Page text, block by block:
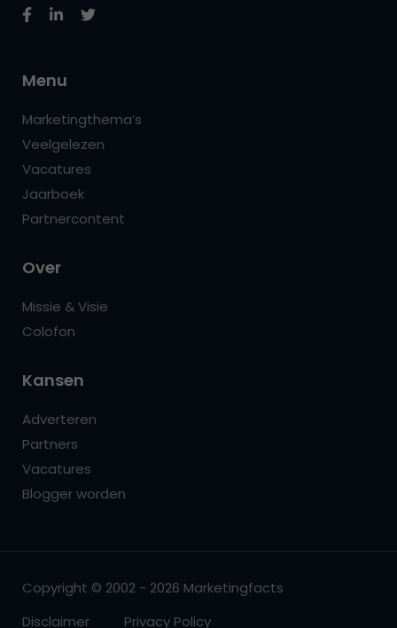
Menu
Marketingthema’s
Veelgelezen
Vacatures
Jaarboek
Partnercontent
Over
Missie & Visie
Colofon
Kansen
Adverteren
Partners
Vacatures
Blogger worden
Copyright © 2002 - 2026 Marketingfacts
Disclaimer
Privacy Policy